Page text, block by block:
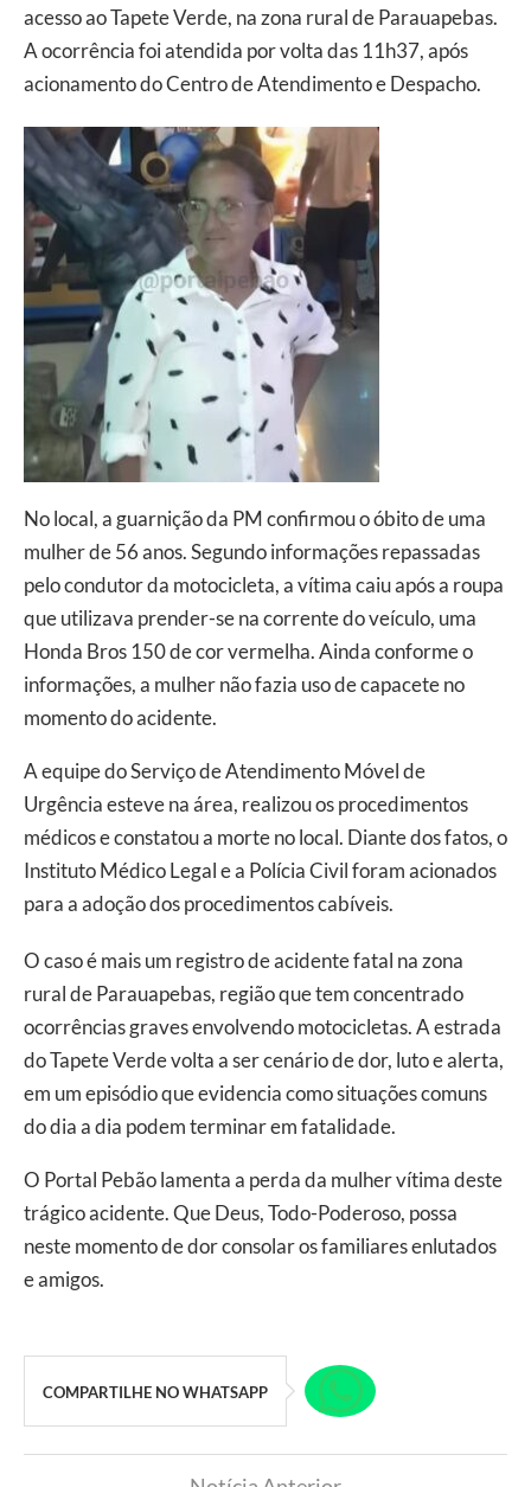
acesso ao Tapete Verde, na zona rural de Parauapebas.
A ocorrência foi atendida por volta das 11h37, após
acionamento do Centro de Atendimento e Despacho.
No local, a guarnição da PM confirmou o óbito de uma
mulher de 56 anos. Segundo informações repassadas
pelo condutor da motocicleta, a vítima caiu após a roupa
que utilizava prender-se na corrente do veículo, uma
Honda Bros 150 de cor vermelha. Ainda conforme o
informações, a mulher não fazia uso de capacete no
momento do acidente.
A equipe do Serviço de Atendimento Móvel de
Urgência esteve na área, realizou os procedimentos
médicos e constatou a morte no local. Diante dos fatos, o
Instituto Médico Legal e a Polícia Civil foram acionados
para a adoção dos procedimentos cabíveis.
O caso é mais um registro de acidente fatal na zona
rural de Parauapebas, região que tem concentrado
ocorrências graves envolvendo motocicletas. A estrada
do Tapete Verde volta a ser cenário de dor, luto e alerta,
em um episódio que evidencia como situações comuns
do dia a dia podem terminar em fatalidade.
O Portal Pebão lamenta a perda da mulher vítima deste
trágico acidente. Que Deus, Todo-Poderoso, possa
neste momento de dor consolar os familiares enlutados
e amigos.
COMPARTILHE NO WHATSAPP